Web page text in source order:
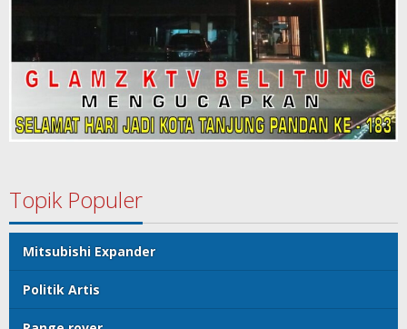
Topik Populer
Mitsubishi Expander
Politik Artis